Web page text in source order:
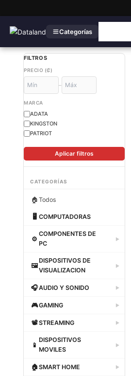
Categorías
FILTROS
PRECIO (₡)
–
MARCA
ADATA
KINGSTON
PATRIOT
Aplicar filtros
CATEGORÍAS
🏠 Todos
🖥 COMPUTADORAS
Dataland
⚙
COMPONENTES DE
PC
▶
Dataland
🖼
DISPOSITIVOS DE
VISUALIZACION
▶
Dataland
🎧AUDIO Y SONIDO ▶
Dataland
🎮GAMING ▶
Dataland
📽STREAMING ▶
Dataland
📱
DISPOSITIVOS
MOVILES
▶
Dataland
🏠 SMART HOME ▶